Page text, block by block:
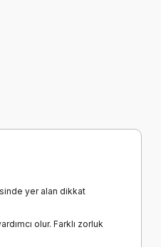
yer alan dikkat
olur. Farklı zorluk